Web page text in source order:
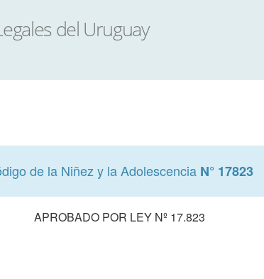
de la Niñez y la Adolescencia N° 17823
APROBADO POR LEY Nº 17.823